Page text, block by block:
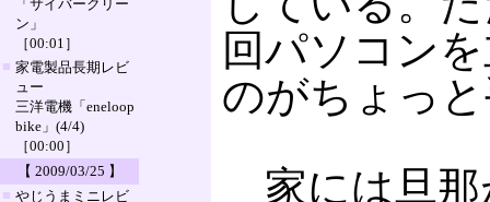
「サイバークリー
ン」
［00:01］
■ 家電製品長期レビ
ュー
三洋電機「eneloop
bike」(4/4)
［00:00］
【 2009/03/25 】
■ やじうまミニレビ
回パソコン
のがちょっ
家には旦那